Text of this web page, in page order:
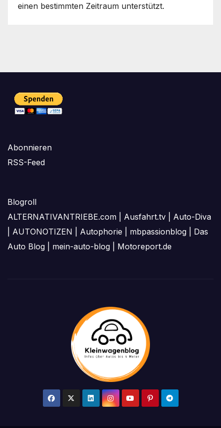
einen bestimmten Zeitraum unterstützt.
Abonnieren
RSS-Feed
Blogroll
ALTERNATIVANTRIEBE.com
Ausfahrt.tv
Auto-Diva
AUTONOTIZEN Autophorie mbpassionblog
Das
Auto Blog
mein-auto-blog Motoreport.de